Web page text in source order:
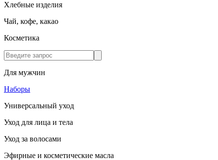
Хлебные изделия
Чай, кофе, какао
Косметика
Для мужчин
Наборы
Универсальный уход
Уход для лица и тела
Уход за волосами
Эфирные и косметические масла